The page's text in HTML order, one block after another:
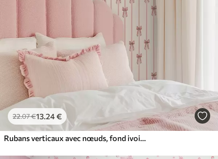
22.07€13.24€
Rubans verticaux avec nœuds, fond ivoire